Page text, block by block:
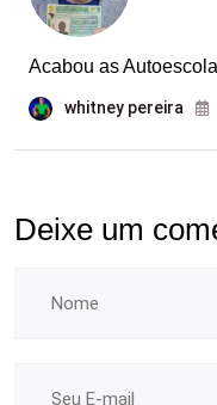
Acabou as
whitney pereira
Deixe um